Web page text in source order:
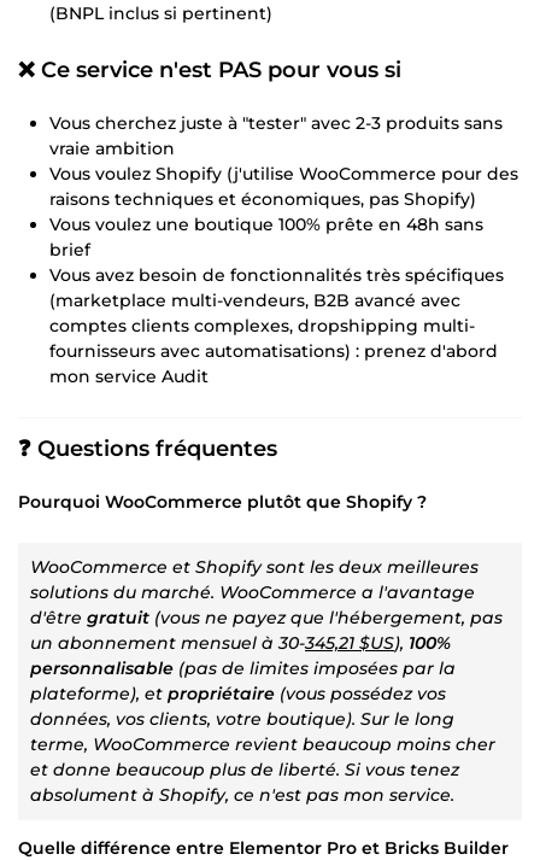
(BNPL inclus si pertinent)
❌ Ce service n'est PAS pour vous si
Vous cherchez juste à "tester" avec 2-3 produits sans
vraie ambition
Vous voulez Shopify (j'utilise WooCommerce pour des
raisons techniques et économiques, pas Shopify)
Vous voulez une boutique 100% prête en 48h sans
brief
Vous avez besoin de fonctionnalités très spécifiques
(marketplace multi-vendeurs, B2B avancé avec
comptes clients complexes, dropshipping multi-
fournisseurs avec automatisations) : prenez d'abord
mon service Audit
❓ Questions fréquentes
Pourquoi WooCommerce plutôt que Shopify ?
WooCommerce et Shopify sont les deux meilleures
solutions du marché. WooCommerce a l'avantage
d'être gratuit (vous ne payez que l'hébergement, pas
un abonnement mensuel à 30-345,21 $US), 100%
personnalisable (pas de limites imposées par la
plateforme), et propriétaire (vous possédez vos
données, vos clients, votre boutique). Sur le long
terme, WooCommerce revient beaucoup moins cher
et donne beaucoup plus de liberté. Si vous tenez
absolument à Shopify, ce n'est pas mon service.
Quelle différence entre Elementor Pro et Bricks Builder